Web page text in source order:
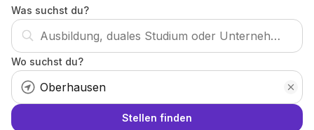
Was suchst du?
Wo suchst du?
Stellen finden